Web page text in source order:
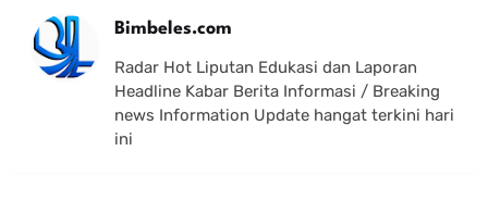
Bimbeles.com
Radar Hot Liputan Edukasi dan Laporan
Headline Kabar Berita Informasi / Breaking
news Information Update hangat terkini hari
ini